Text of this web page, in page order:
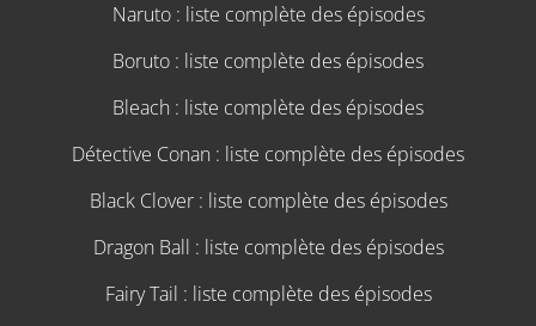
Naruto : liste complète des épisodes
Boruto : liste complète des épisodes
Bleach : liste complète des épisodes
Détective Conan : liste complète des épisodes
Black Clover : liste complète des épisodes
Dragon Ball : liste complète des épisodes
Fairy Tail : liste complète des épisodes